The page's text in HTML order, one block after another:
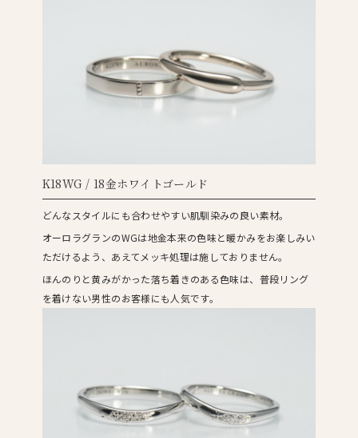
K18WG / 18金ホワイトゴールド
どんなスタイルにも合わせやすい肌馴染みの良い素材。
オーロラグランのWGは地金本来の色味と暖かみをお楽しみい
ただけるよう、あえてメッキ処理は施しておりません。
ほんのりと黄みがかった落ち着きのある色味は、普段リング
を着けない男性のお客様にも人気です。